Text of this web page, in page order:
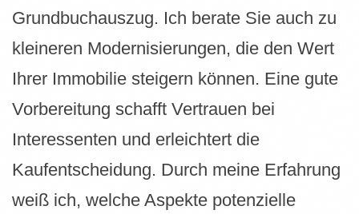
Grundbuchauszug. Ich berate Sie auch zu
kleineren Modernisierungen, die den Wert
Ihrer Immobilie steigern können. Eine gute
Vorbereitung schafft Vertrauen bei
Interessenten und erleichtert die
Kaufentscheidung. Durch meine Erfahrung
weiß ich, welche Aspekte potenzielle